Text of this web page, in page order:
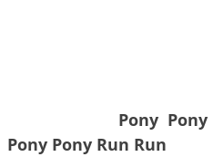
Pony
Pony Pony Run Run